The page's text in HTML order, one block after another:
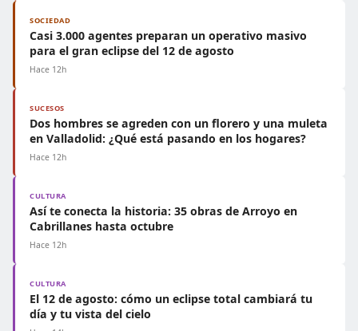
SOCIEDAD
Casi 3.000 agentes preparan un operativo masivo
para el gran eclipse del 12 de agosto
Hace 12h
SUCESOS
Dos hombres se agreden con un florero y una muleta
en Valladolid: ¿Qué está pasando en los hogares?
Hace 12h
CULTURA
Así te conecta la historia: 35 obras de Arroyo en
Cabrillanes hasta octubre
Hace 12h
CULTURA
El 12 de agosto: cómo un eclipse total cambiará tu
día y tu vista del cielo